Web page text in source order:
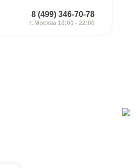
8 (499) 346-70-78
г. Москва 10:00 - 22:00